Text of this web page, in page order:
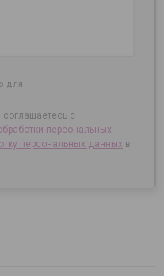
для
с
персональных
персональных данных в